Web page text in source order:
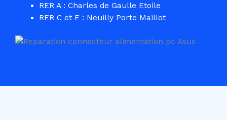
RER A : Charles de Gaulle Etoile
RER C et E : Neuilly Porte Maillot